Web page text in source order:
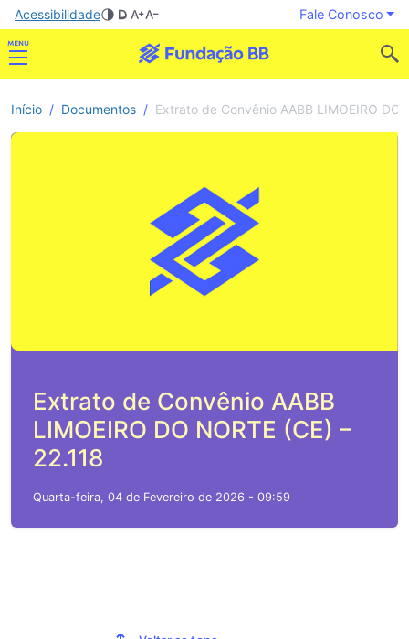
Acessibilidade Fale Conosco
Início Documentos Extrato de Convênio AABB LIMOEIRO DO
Extrato de Convênio AABB
LIMOEIRO DO NORTE (CE) –
22.118
Quarta-feira, 04 de Fevereiro de 2026 - 09:59